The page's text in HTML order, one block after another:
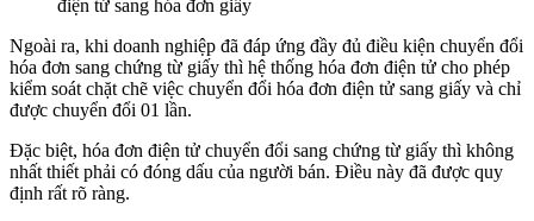
điện tử sang hóa đơn giấy
Ngoài ra, khi doanh nghiệp đã đáp ứng đầy đủ điều kiện chuyển đổi
hóa đơn sang chứng từ giấy thì hệ thống hóa đơn điện tử cho phép
kiểm soát chặt chẽ việc chuyển đổi hóa đơn điện tử sang giấy và chỉ
được chuyển đổi 01 lần.
Đặc biệt, hóa đơn điện tử chuyển đổi sang chứng từ giấy thì không
nhất thiết phải có đóng dấu của người bán. Điều này đã được quy
định rất rõ ràng.